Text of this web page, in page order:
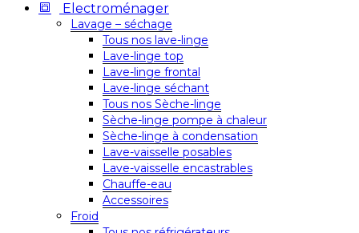
Electroménager
Lavage – séchage
Tous nos lave-linge
Lave-linge top
Lave-linge frontal
Lave-linge séchant
Tous nos Sèche-linge
Sèche-linge pompe à chaleur
Sèche-linge à condensation
Lave-vaisselle posables
Lave-vaisselle encastrables
Chauffe-eau
Accessoires
Froid